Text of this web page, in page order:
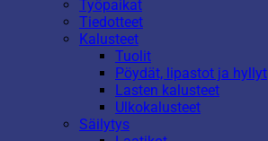
Työpaikat
Tiedotteet
Kalusteet
Tuolit
Pöydät, lipastot ja hyllyt
Lasten kalusteet
Ulkokalusteet
Säilytys